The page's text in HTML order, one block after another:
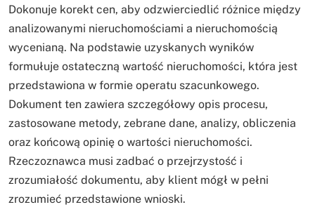
Dokonuje korekt cen, aby odzwierciedlić różnice między
analizowanymi nieruchomościami a nieruchomością
wycenianą. Na podstawie uzyskanych wyników
formułuje ostateczną wartość nieruchomości, która jest
przedstawiona w formie operatu szacunkowego.
Dokument ten zawiera szczegółowy opis procesu,
zastosowane metody, zebrane dane, analizy, obliczenia
oraz końcową opinię o wartości nieruchomości.
Rzeczoznawca musi zadbać o przejrzystość i
zrozumiałość dokumentu, aby klient mógł w pełni
zrozumieć przedstawione wnioski.